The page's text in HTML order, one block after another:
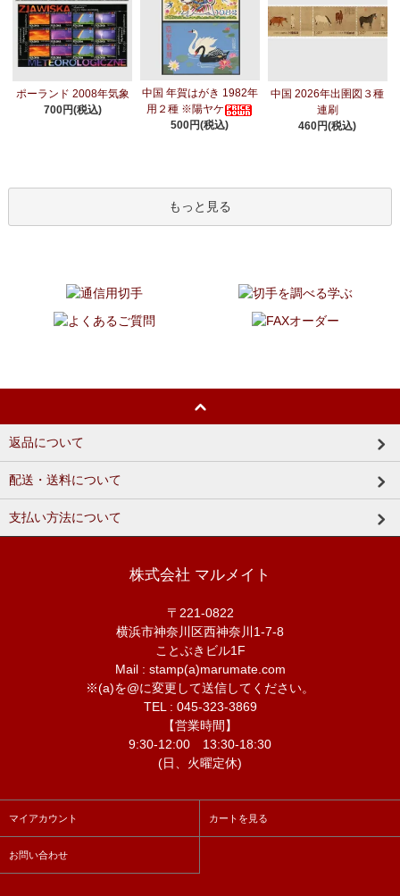
ポーランド 2008年気象
700円(税込)
中国 年賀はがき 1982年
用２種 ※陽ヤケ
500円(税込)
中国 2026年出圉図３種
連刷
460円(税込)
もっと見る
返品について
配送・送料について
支払い方法について
株式会社 マルメイト
〒221-0822
横浜市神奈川区西神奈川1-7-8
ことぶきビル1F
Mail : stamp(a)marumate.com
※(a)を@に変更して送信してください。
TEL : 045-323-3869
【営業時間】
9:30-12:00 13:30-18:30
(日、火曜定休)
マイアカウント カートを見る
お問い合わせ